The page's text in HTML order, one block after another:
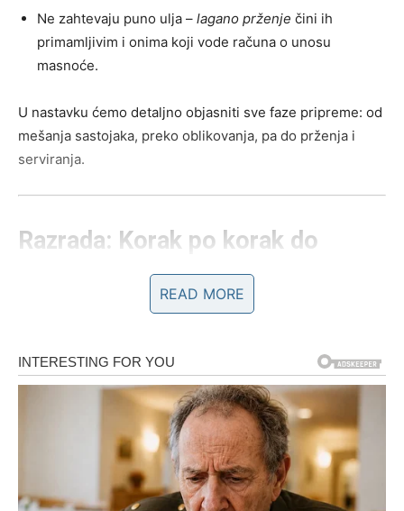
Ne zahtevaju puno ulja – lagano prženje čini ih
primamljivim i onima koji vode računa o unosu
masnoće.
U nastavku ćemo detaljno objasniti sve faze pripreme: od
mešanja sastojaka, preko oblikovanja, pa do prženja i
serviranja.
Razrada: Korak po korak do
savršenih domaćih krafni bez
1. Priprema osnovnog testa
Osnova svakog dobrog testa leži u pravim proporcijama i
kvalitetnim sastojcima. Za ovaj recept, koristićemo
Sastojci potrebni za testo:
READ MORE